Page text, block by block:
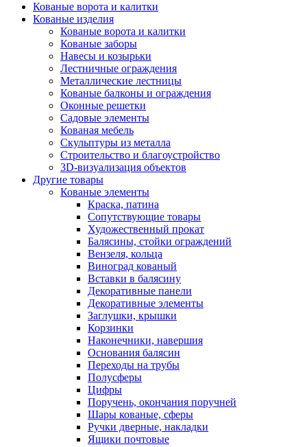
Кованые ворота и калитки
Кованые изделия
Кованые ворота и калитки
Кованые заборы
Навесы и козырьки
Лестничные ограждения
Металлические лестницы
Кованые балконы и ограждения
Оконные решетки
Садовые элементы
Кованая мебель
Скульптуры из металла
Строительство и благоустройство
3D-визуализация объектов
Другие товары
Кованые элементы
Краска, патина
Сопутствующие товары
Художественный прокат
Балясины, стойки ограждений
Вензеля, кольца
Виноград кованый
Вставки в балясину
Декоративные панели
Декоративные элементы
Заглушки, крышки
Корзинки
Наконечники, навершия
Основания балясин
Переходы на трубы
Полусферы
Цифры
Поручень, окончания поручней
Шары кованые, сферы
Ручки дверные, накладки
Ящики почтовые